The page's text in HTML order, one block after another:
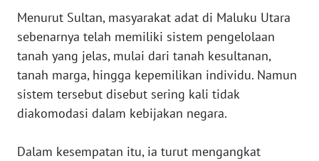
Menurut Sultan, masyarakat adat di Maluku Utara
sebenarnya telah memiliki sistem pengelolaan
tanah yang jelas, mulai dari tanah kesultanan,
tanah marga, hingga kepemilikan individu. Namun
sistem tersebut disebut sering kali tidak
diakomodasi dalam kebijakan negara.
Dalam kesempatan itu, ia turut mengangkat
WN
BABEL
WN
SUMBAR